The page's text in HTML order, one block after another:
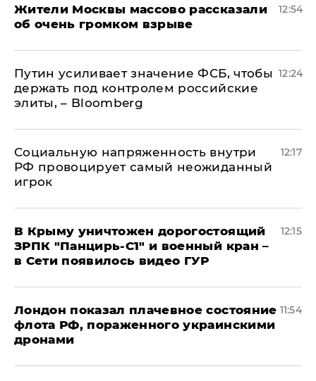
Жители Москвы массово рассказали
об очень громком взрыве
12:54
Путин усиливает значение ФСБ, чтобы
держать под контролем российские
элиты, – Bloomberg
12:24
Социальную напряженность внутри
РФ провоцирует самый неожиданный
игрок
12:17
В Крыму уничтожен дорогостоящий
ЗРПК "Панцирь-С1" и военный кран –
в Сети появилось видео ГУР
12:15
Лондон показал плачевное состояние
флота РФ, пораженного украинскими
дронами
11:54